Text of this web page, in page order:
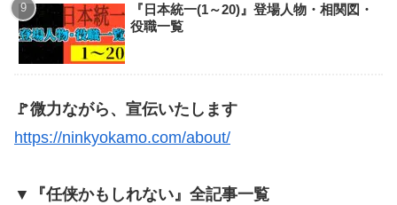
『日本統一(1～20)』登場人物・相関図・
役職一覧
🚩微力ながら、宣伝いたします
https://ninkyokamo.com/about/
▼『任侠かもしれない』全記事一覧